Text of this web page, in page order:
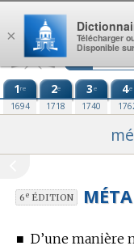
Aller au contenu
1re
1694
2e
1718
3e
1740
4e
6eÉDITION
■ D’une manière
×
Télécharger
Disponible